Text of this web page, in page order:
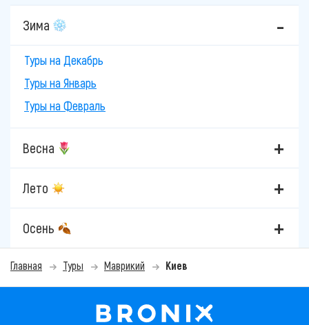
Зима
Туры на Декабрь
Туры на Январь
Туры на Февраль
Весна
Лето
Осень
Главная Туры Маврикий Киев